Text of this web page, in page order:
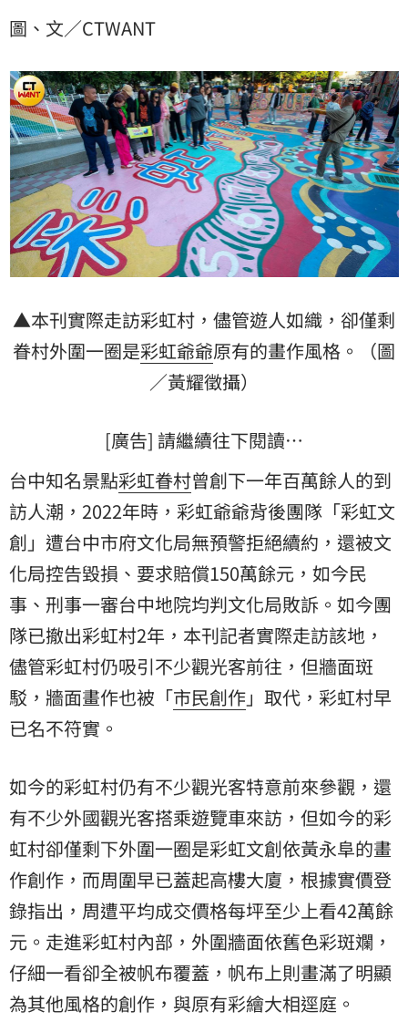
圖、文／CTWANT
▲本刊實際走訪彩虹村，儘管遊人如織，卻僅剩
眷村外圍一圈是彩虹爺爺原有的畫作風格。（圖
／黃耀徵攝）
[廣告] 請繼續往下閱讀…
台中知名景點彩虹眷村曾創下一年百萬餘人的到
訪人潮，2022年時，彩虹爺爺背後團隊「彩虹文
創」遭台中市府文化局無預警拒絕續約，還被文
化局控告毀損、要求賠償150萬餘元，如今民
事、刑事一審台中地院均判文化局敗訴。如今團
隊已撤出彩虹村2年，本刊記者實際走訪該地，
儘管彩虹村仍吸引不少觀光客前往，但牆面斑
駁，牆面畫作也被「市民創作」取代，彩虹村早
已名不符實。
如今的彩虹村仍有不少觀光客特意前來參觀，還
有不少外國觀光客搭乘遊覽車來訪，但如今的彩
虹村卻僅剩下外圍一圈是彩虹文創依黃永阜的畫
作創作，而周圍早已蓋起高樓大廈，根據實價登
錄指出，周遭平均成交價格每坪至少上看42萬餘
元。走進彩虹村內部，外圍牆面依舊色彩斑斕，
仔細一看卻全被帆布覆蓋，帆布上則畫滿了明顯
為其他風格的創作，與原有彩繪大相逕庭。